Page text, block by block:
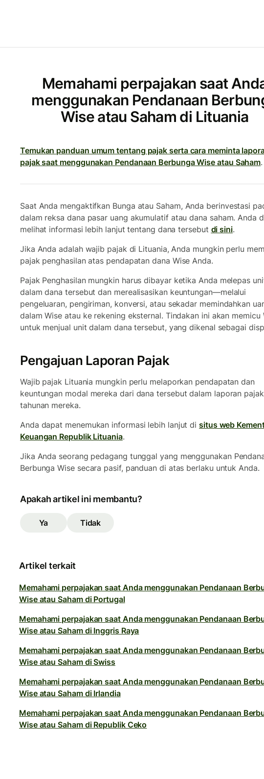
Memahami perpajakan saat
menggunakan Pendanaan
Wise atau Saham di Lituania
Temukan panduan umum tentang pajak serta cara meminta
pajak saat menggunakan Pendanaan Berbunga Wise atau Saham.
Saat Anda mengaktifkan Bunga atau Saham, Anda berinvestasi
dalam reksa dana pasar uang akumulatif atau dana saham. Anda
melihat informasi lebih lanjut tentang dana tersebut di sini.
Jika Anda adalah wajib pajak di Lituania, Anda mungkin perlu
pajak penghasilan atas pendapatan dana Wise Anda.
Pajak Penghasilan mungkin harus dibayar ketika Anda melepas
dalam dana tersebut dan merealisasikan keuntungan—melalui
pengeluaran, pengiriman, konversi, atau sekadar memindahkan
dalam Wise atau ke rekening eksternal. Tindakan ini akan memicu
untuk menjual unit dalam dana tersebut, yang dikenal sebagai
Pengajuan Laporan Pajak
Wajib pajak Lituania mungkin perlu melaporkan pendapatan dan
keuntungan modal mereka dari dana tersebut dalam laporan pajak
tahunan mereka.
Anda dapat menemukan informasi lebih lanjut disitus web
Keuangan Republik Lituania.
Jika Anda seorang pedagang tunggal yang menggunakan
Berbunga Wise secara pasif, panduan di atas berlaku untuk Anda.
Apakah artikel ini membantu?
Ya Tidak
Artikel terkait
Memahami perpajakan saat Anda menggunakan Pendanaan
Wise atau Saham di Portugal
Memahami perpajakan saat Anda menggunakan Pendanaan
Wise atau Saham di Inggris Raya
Memahami perpajakan saat Anda menggunakan Pendanaan
Wise atau Saham di Swiss
Memahami perpajakan saat Anda menggunakan Pendanaan
Wise atau Saham di Irlandia
Memahami perpajakan saat Anda menggunakan Pendanaan
Wise atau Saham di Republik Ceko